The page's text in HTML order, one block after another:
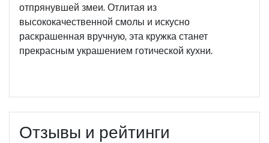
отпрянувшей змеи. Отлитая из
высококачественной смолы и искусно
раскрашенная вручную, эта кружка станет
прекрасным украшением готической кухни.
Отзывы и рейтинги